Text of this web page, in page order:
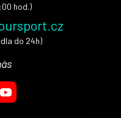
hod.)
do 24h)